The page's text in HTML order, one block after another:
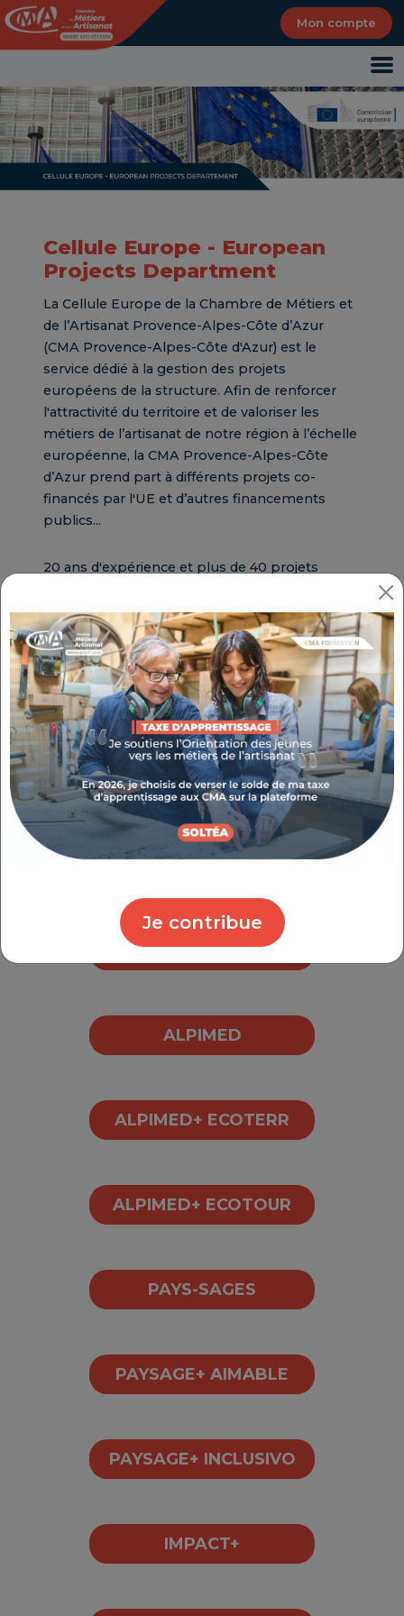
Mon compte
Je contribue
Cellule Europe - European
Projects Department
La Cellule Europe de la Chambre de Métiers et
de l’Artisanat Provence-Alpes-Côte d’Azur
(CMA Provence-Alpes-Côte d'Azur) est le
service dédié à la gestion des projets
européens de la structure. Afin de renforcer
l'attractivité du territoire et de valoriser les
métiers de l’artisanat de notre région à l’échelle
européenne, la CMA Provence-Alpes-Côte
d’Azur prend part à différents projets co-
financés par l'UE et d’autres financements
publics...
20 ans d'expérience et plus de 40 projets
Nos missions
La recherche des appels à projets
des différents programmes européens
Le montage des projets selon les
besoins régionaux de l'Artisanat
La recherche de partenaires
La mise en œuvre des projets
Goutte à goutte
ALPIMED
ALPIMED+ ECOTERR
ALPIMED+ ECOTOUR
PAYS-SAGES
PAYSAGE+ AIMABLE
PAYSAGE+ INCLUSIVO
IMPACT+
Panneau de gestion des cookies